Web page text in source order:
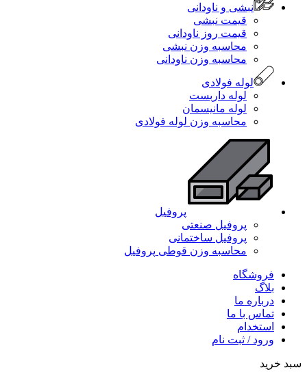
نبشی و ناودانی
قیمت نبشی
قیمت روز ناودانی
محاسبه وزن نبشی
محاسبه وزن ناودانی
لوله فولادی
لوله داربست
لوله مانیسمان
محاسبه وزن لوله فولادی
پروفیل
پروفیل صنعتی
پروفیل ساختمانی
محاسبه وزن قوطی پروفیل
فروشگاه
بلاگ
درباره ما
تماس با ما
استخدام
ورود / ثبت نام
سبد خرید